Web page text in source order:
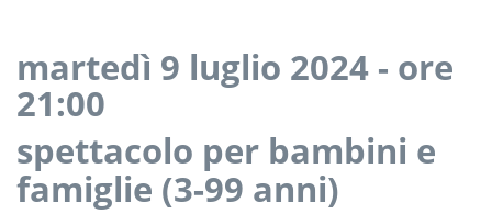
martedì 9 luglio 2024 - ore
21:00
spettacolo per bambini e
famiglie (3-99 anni)